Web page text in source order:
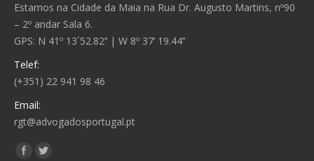
Estamos na Cidade da Maia na Rua Dr. Augusto Martins, nº90
– 2º andar Sala 6.
GPS: N 41º 13´52.82’’ | W 8º 37’ 19.44’’
Telef:
(+351) 22 941 98 46
Email:
rgt@advogadosportugal.pt
Encontre-nos em:
Facebook
Twitter